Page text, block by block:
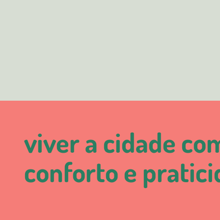
viver a cidade
conforto e